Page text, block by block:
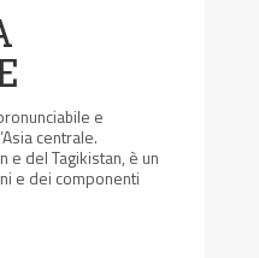
e
centrale.
e del Tagikistan, è un
e dei componenti